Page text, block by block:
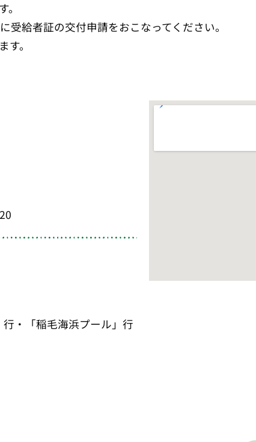
給者証の交付申請をおこなってください。
。
・「稲毛海浜プール」行